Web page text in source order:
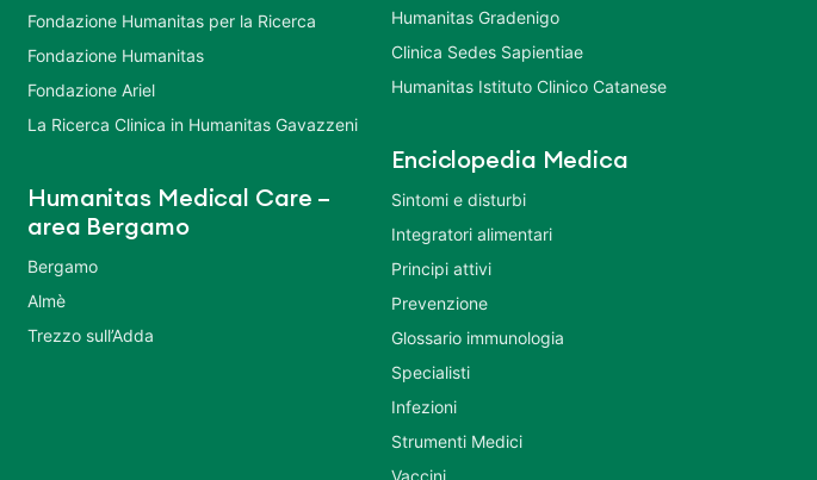
Fondazione Humanitas per la Ricerca
Fondazione Humanitas
Fondazione Ariel
La Ricerca Clinica in Humanitas Gavazzeni
Humanitas Medical Care –
area Bergamo
Bergamo
Almè
Trezzo sull’Adda
Humanitas Gradenigo
Clinica Sedes Sapientiae
Humanitas Istituto Clinico Catanese
Enciclopedia Medica
Sintomi e disturbi
Integratori alimentari
Principi attivi
Prevenzione
Glossario immunologia
Specialisti
Infezioni
Strumenti Medici
Vaccini